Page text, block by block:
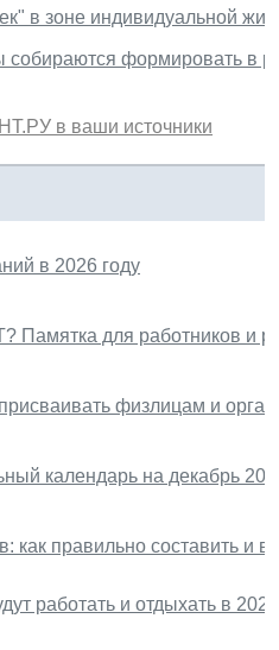
в зоне индивидуальной
формировать в
в ваши источники
в 2026 году
Памятка для работников и
физлицам и
календарь на декабрь
как правильно составить и
работать и отдыхать в